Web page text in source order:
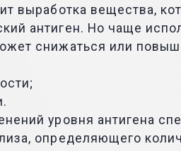
выработка вещества,
антиген. Но чаще
снижаться или
уровня антигена
определяющего